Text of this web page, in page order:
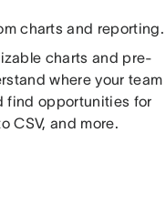
charts and reporting.
charts and pre-
where your team
find opportunities for
CSV, and more.